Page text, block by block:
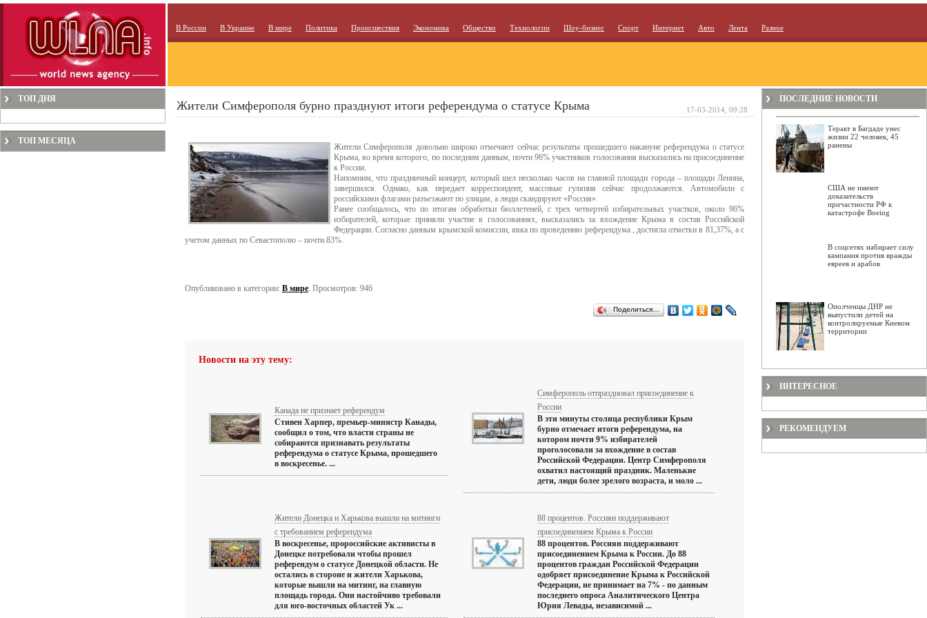
В России В Украине В мире Политика Происшествия Экономика Общество Технологии Шоу-бизнес Спорт Интернет Авто Лента Разное
ТОП ДНЯ
ТОП МЕСЯЦА
Жители Симферополя бурно празднуют итоги референдума о статусе Крыма
Жители Симферополя довольно широко отмечают сейчас результаты прошедшего накануне референдума о статусе
Крыма, во время которого, по последним данным, почти 96% участников голосования высказались на присоединение
к России.
Напомним, что праздничный концерт, который шел несколько часов на главной площади города – площади Ленина,
завершился. Однако, как передает корреспондент, массовые гуляния сейчас продолжаются. Автомобили с
российскими флагами разъезжают по улицам, а люди скандируют «Россия».
Ранее сообщалось, что по итогам обработки бюллетеней, с трех четвертей избирательных участков, около 96%
избирателей, которые приняли участие в голосованиях, высказались за вхождение Крыма в состав Российской
Федерации. Согласно данным крымской комиссии, явка по проведению референдума , достигла отметки в 81,37%, а с
учетом данных по Севастополю – почти 83%.
Опубликовано в категории: В мире. Просмотров: 946
Поделиться…
Новости на эту тему:
Канада не признает референдум
Стивен Харпер, премьер-министр Канады,
сообщил о том, что власти страны не
собираются признавать результаты
референдума о статусе Крыма, прошедшего
в воскресенье. ...
Симферополь отпраздновал присоединение к
России
В эти минуты столица республики Крым
бурно отмечает итоги референдума, на
котором почти 9% избирателей
проголосовали за вхождение в состав
Российской Федерации. Центр Симферополя
охватил настоящий праздник. Маленькие
дети, люди более зрелого возраста, и моло ...
Жители Донецка и Харькова вышли на митинги
с требованием референдума
В воскресенье, пророссийские активисты в
Донецке потребовали чтобы прошел
референдум о статусе Донецкой области. Не
остались в стороне и жители Харькова,
которые вышли на митинг, на главную
площадь города. Они настойчиво требовали
для юго-восточных областей Ук ...
88 процентов. Россиян поддерживают
присоединением Крыма к России
88 процентов. Россиян поддерживают
присоединением Крыма к России. До 88
процентов граждан Российской Федерации
одобряет присоединение Крыма к Российской
Федерации, не принимает на 7% - по данным
последнего опроса Аналитического Центра
Юрия Левады, независимой ...
17-03-2014, 09:28
ПОСЛЕДНИЕ НОВОСТИ
Теракт в Багдаде унес
жизни 22 человек, 45
ранены
США не имеют
доказательств
причастности РФ к
катастрофе Boeing
В соцсетях набирает силу
кампания против вражды
евреев и арабов
Ополченцы ДНР не
выпустили детей на
контролируемые Киевом
территории
ИНТЕРЕСНОЕ
РЕКОМЕНДУЕМ